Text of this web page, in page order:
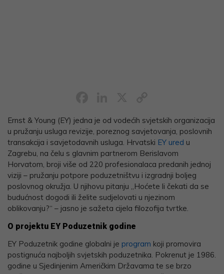
Link
Ernst & Young (EY) jedna je od vodećih svjetskih organizacija
u pružanju usluga revizije, poreznog savjetovanja, poslovnih
transakcija i savjetodavnih usluga. Hrvatski EY ured u
Zagrebu, na čelu s glavnim partnerom Berislavom
Horvatom, broji više od 220 profesionalaca predanih jednoj
viziji – pružanju potpore poduzetništvu i izgradnji boljeg
poslovnog okružja. U njihovu pitanju „Hoćete li čekati da se
budućnost dogodi ili želite sudjelovati u njezinom
oblikovanju?“ – jasno je sažeta cijela filozofija tvrtke.
O projektu EY Poduzetnik godine
EY Poduzetnik godine globalni je program koji promovira
postignuća najboljih svjetskih poduzetnika. Pokrenut je 1986.
godine u Sjedinjenim Američkim Državama te se brzo